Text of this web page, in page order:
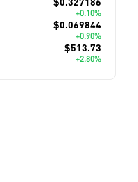
+0.10%
$0.069844
+0.90%
$513.73
+2.80%